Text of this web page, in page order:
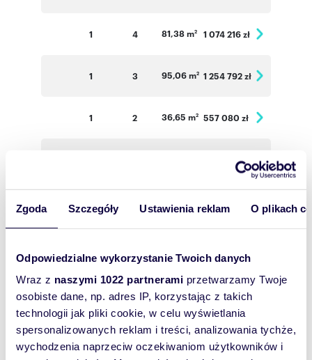
Zgoda Szczegóły Ustawienia reklam O plikach
Odpowiedzialne wykorzystanie Twoich danych
Wraz z naszymi 1022 partnerami przetwarzamy Twoje
osobiste dane, np. adres IP, korzystając z takich
technologii jak pliki cookie, w celu wyświetlania
spersonalizowanych reklam i treści, analizowania tychże,
wychodzenia naprzeciw oczekiwaniom użytkowników i
1 4 81,38 m2 1 074 216 zł
1 3 95,06 m2 1 254 792 zł
1 2 36,65 m2 557 080 zł
643 065 zł
2 2 34,52 m 2 531 608 zł
2 3 66,83 m 935 620 zł